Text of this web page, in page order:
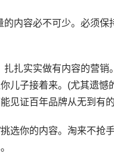
的内容必不可少。必须保
扎扎实实做有内容的营销
儿子接着来。(尤其遗憾
见证百年品牌从无到有
选你的内容。淘来不抢